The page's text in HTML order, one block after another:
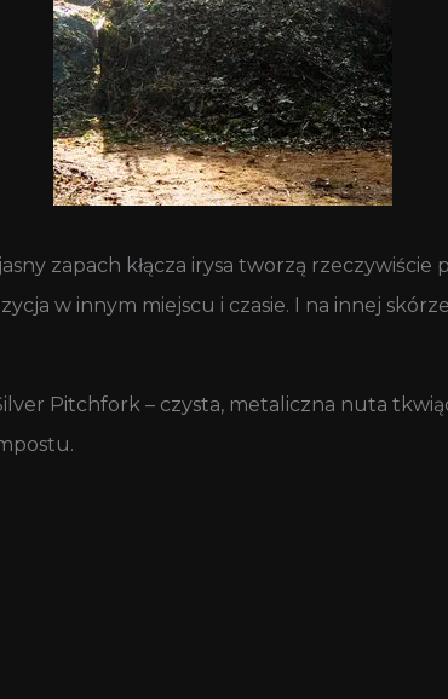
zapach kłącza irysa tworzą
w innym miejscu i czasie. I na innej
Pitchfork – czysta, metaliczna nuta